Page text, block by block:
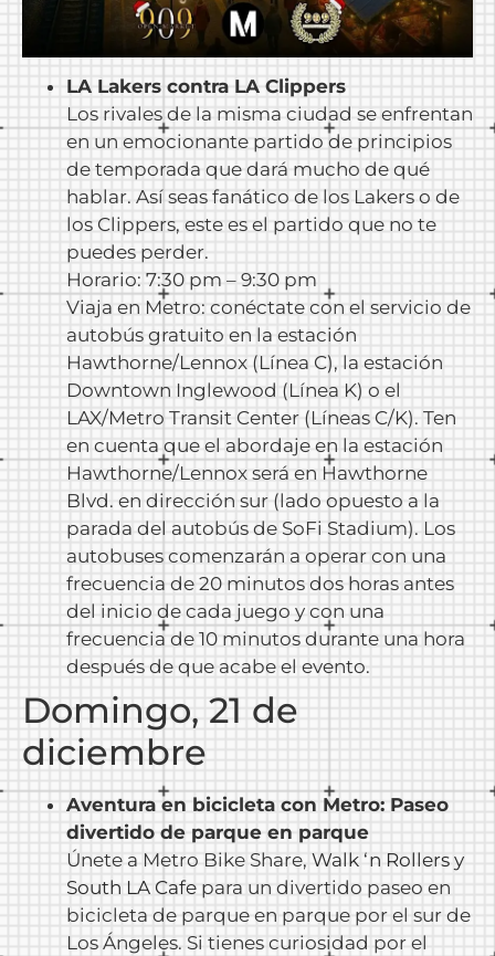
LA Lakers contra LA Clippers
Los rivales de la misma ciudad se enfrentan
en un emocionante partido de principios
de temporada que dará mucho de qué
hablar. Así seas fanático de los Lakers o de
los Clippers, este es el partido que no te
puedes perder.
Horario: 7:30 pm – 9:30 pm
Viaja en Metro: conéctate con el servicio de
autobús gratuito en la estación
Hawthorne/Lennox (Línea C), la estación
Downtown Inglewood (Línea K) o el
LAX/Metro Transit Center (Líneas C/K). Ten
en cuenta que el abordaje en la estación
Hawthorne/Lennox será en Hawthorne
Blvd. en dirección sur (lado opuesto a la
parada del autobús de SoFi Stadium). Los
autobuses comenzarán a operar con una
frecuencia de 20 minutos dos horas antes
del inicio de cada juego y con una
frecuencia de 10 minutos durante una hora
después de que acabe el evento.
Domingo, 21 de
diciembre
Aventura en bicicleta con Metro: Paseo
divertido de parque en parque
Únete a Metro Bike Share, Walk ‘n Rollers y
South LA Cafe para un divertido paseo en
bicicleta de parque en parque por el sur de
Los Ángeles. Si tienes curiosidad por el